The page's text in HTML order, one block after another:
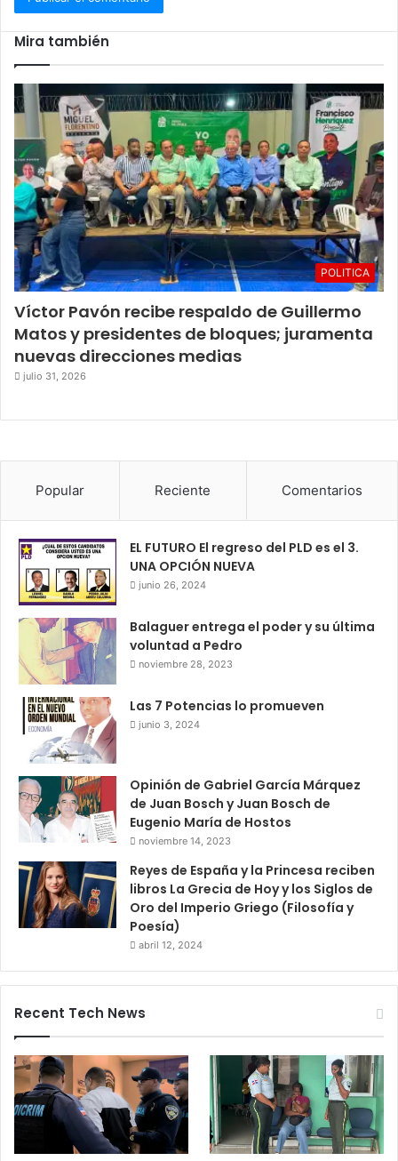
Mira también
POLITICA
Víctor Pavón recibe respaldo de Guillermo
Matos y presidentes de bloques; juramenta
nuevas direcciones medias
julio 31, 2026
Popular Reciente Comentarios
EL FUTURO El regreso del PLD es el 3.
UNA OPCIÓN NUEVA
junio 26, 2024
Balaguer entrega el poder y su última
voluntad a Pedro
noviembre 28, 2023
Las 7 Potencias lo promueven
junio 3, 2024
Opinión de Gabriel García Márquez
de Juan Bosch y Juan Bosch de
Eugenio María de Hostos
noviembre 14, 2023
Reyes de España y la Princesa reciben
libros La Grecia de Hoy y los Siglos de
Oro del Imperio Griego (Filosofía y
Poesía)
abril 12, 2024
Recent Tech News